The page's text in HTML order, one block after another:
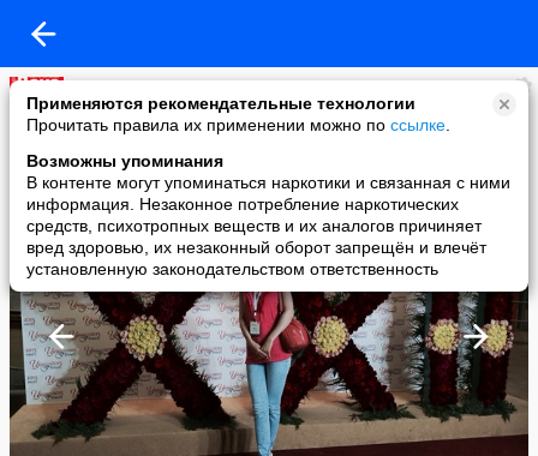
Применяются рекомендательные технологии
Прочитать правила их применении можно по ссылке
Возможны упоминания
В контенте могут упоминаться наркотики и связанная с ними
информация. Незаконное потребление наркотических
средств, психотропных веществ и их аналогов причиняет
вред здоровью, их незаконный оборот запрещён и влечёт
установленную законодательством ответственность
Моя прекрасная дача
added a photo
10 Sep в 15:19